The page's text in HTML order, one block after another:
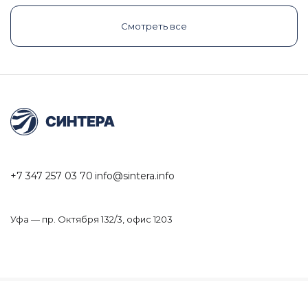
Смотреть все
+7 347 257 03 70 info@sintera.info
Уфа — пр. Октября 132/3, офис 1203